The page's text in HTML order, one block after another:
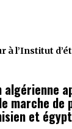
à l’Institut
algérienne
marche
et